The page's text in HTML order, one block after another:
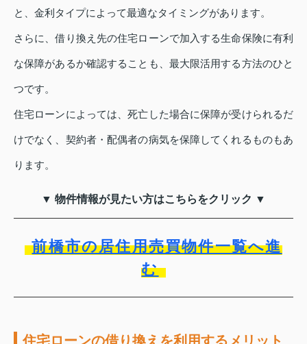
と、金利タイプによって最適なタイミングがあります。
さらに、借り換え先の住宅ローンで加入する生命保険に有利
な保障があるか確認することも、最大限活用する方法のひと
つです。
住宅ローンによっては、死亡した場合に保障が受けられるだ
けでなく、契約者・配偶者の病気を保障してくれるものもあ
ります。
▼ 物件情報が見たい方はこちらをクリック ▼
前橋市の居住用売買物件一覧へ進
む
住宅ローンの借り換えを利用するメリット